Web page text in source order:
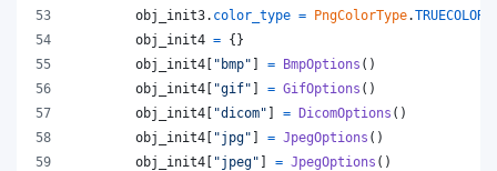
obj_init3. color_type = PngColorType.
obj_init4 = {}
obj_init4 [ "bmp" ] = BmpOptions ()
obj_init4 [ "gif" ] = GifOptions ()
obj_init4 [ "dicom" ] = DicomOptions ()
obj_init4 [ "jpg" ] = JpegOptions ()
obj_init4 [ "jpeg" ] = JpegOptions ()